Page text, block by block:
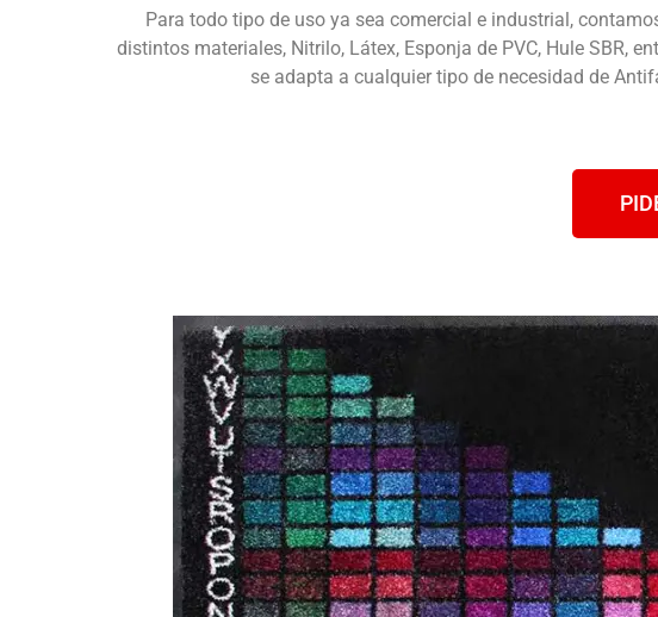
Para todo tipo de uso ya sea comercial e industrial,
distintos materiales, Nitrilo, Látex, Esponja de PVC, Hule SBR,
se adapta a cualquier tipo de necesidad de